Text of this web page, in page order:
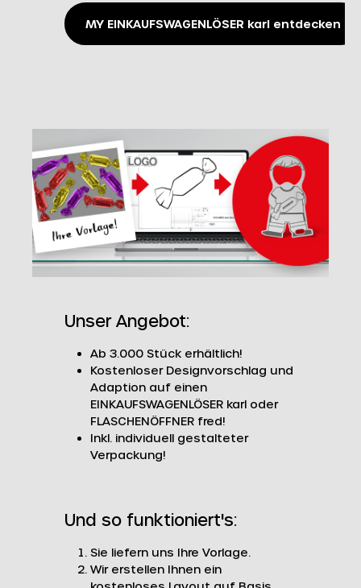
MY EINKAUFSWAGENLÖSER karl entdecken
Unser Angebot:
Ab 3.000 Stück erhältlich!
Kostenloser Designvorschlag und
Adaption auf einen
EINKAUFSWAGENLÖSER karl oder
FLASCHENÖFFNER fred!
Inkl. individuell gestalteter
Verpackung!
Und so funktioniert's:
Sie liefern uns Ihre Vorlage.
Wir erstellen Ihnen ein